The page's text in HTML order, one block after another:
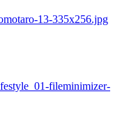
13-335x256.jpg
fileminimizer-